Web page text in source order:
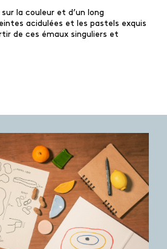
la couleur et d’un long
acidulées et les pastels exquis
de ces émaux singuliers et